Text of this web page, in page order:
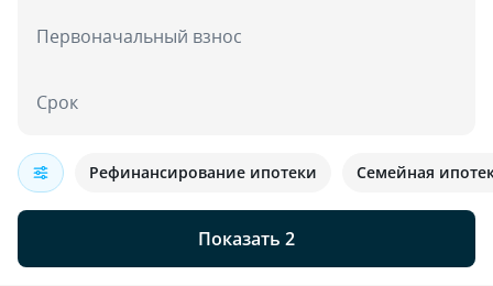
Первоначальный взнос
Срок
Показать 2
Рефинансирование ипотеки Семейная